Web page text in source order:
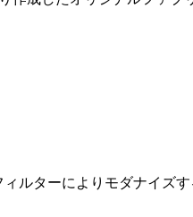
ルターによりモダナイズ